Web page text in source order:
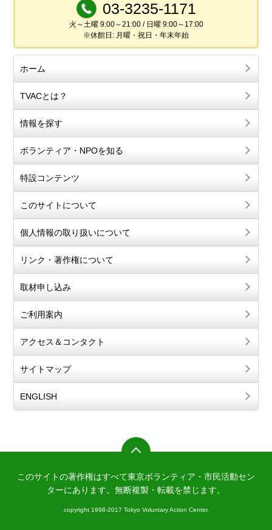
03-3235-1171
火～土曜 9:00～21:00 / 日曜 9:00～17:00
※休館日: 月曜・祝日・年末年始
ホーム
TVACとは？
情報を探す
ボランティア・NPOを知る
特設コンテンツ
このサイトについて
個人情報の取り扱いについて
リンク・著作権について
取材申し込み
ご利用案内
アクセス＆コンタクト
サイトマップ
ENGLISH
このサイトの著作権はすべて東京ボランティア・市民活動セン
ターにあります。 無断複製・転載を禁じます。
copyright 1998-2017 Tokyo Voluntary Action Center.